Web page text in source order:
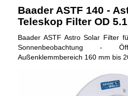
Baader ASTF 140 -
Teleskop Filter OD
Baader ASTF Astro Solar Filter
Sonnenbeobachtung -
Außenklemmbereich 160 mm bis